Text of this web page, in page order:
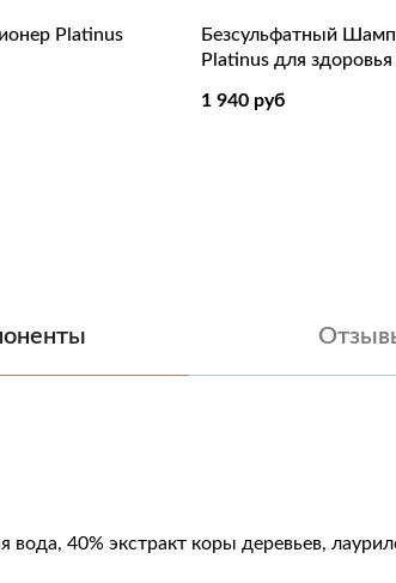
Platinus
Безсульфатный
Platinus для здоровья
1 940 руб
вода, 40% экстракт коры деревьев,